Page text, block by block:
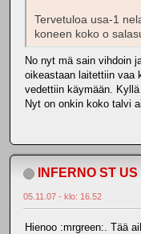
Tervetuloa usa-1
koneen koko o
No nyt mä sain vihdoin
oikeastaan laitettiin vaa
vedettiin käymään.
Nyt on onkin koko talvi
INFERNO ST US
05.11.07 - klo: 16.52
Hienoo :mrgreen:. Tää